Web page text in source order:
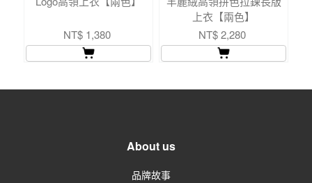
NT$ 1,380
上衣【兩色】
NT$ 2,280
About us
品牌故事